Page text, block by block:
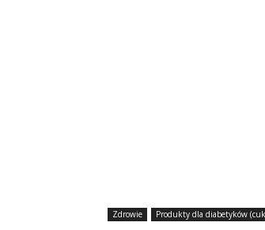
Zdrowie Produkty dla diabetyków